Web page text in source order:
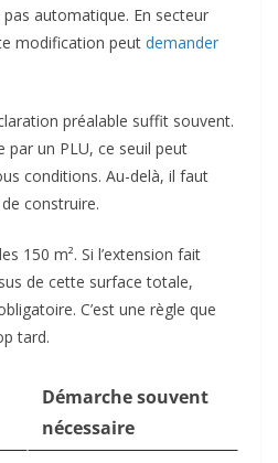
pas automatique. En secteur
modification peut demander
préalable suffit souvent.
par un PLU, ce seuil peut
conditions. Au-delà, il faut
construire.
150 m². Si l’extension fait
de cette surface totale,
C’est une règle que
tard.
Démarche souvent
nécessaire